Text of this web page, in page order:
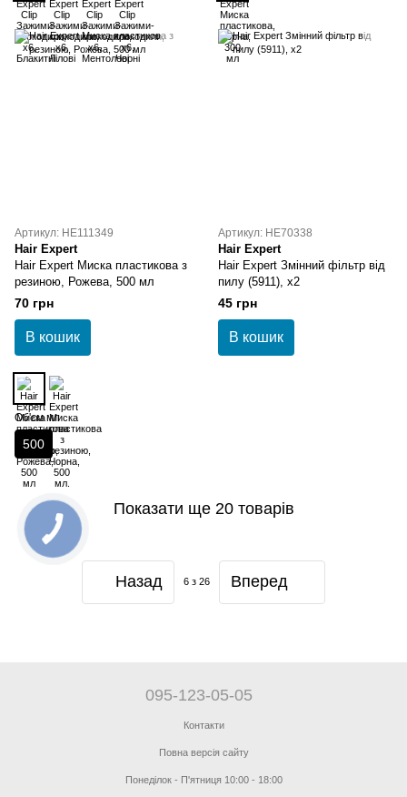
Артикул: HE111349
Hair Expert
Hair Expert Миска пластикова з
резиною, Рожева, 500 мл
70 грн
В кошик
Об'єм мл
500
Артикул: HE70338
Hair Expert
Hair Expert Змінний фільтр від
пилу (5911), x2
45 грн
В кошик
Показати ще 20 товарів
Назад 6 з 26 Вперед
095-123-05-05
Контакти
Повна версія сайту
Понеділок - П'ятниця 10:00 - 18:00